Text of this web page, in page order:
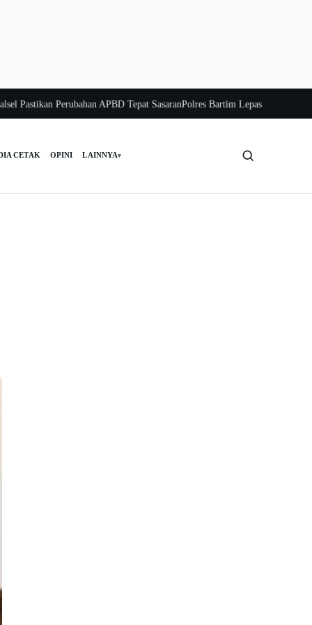
Perubahan APBD Tepat SasaranPolres Bartim Lepas Bakti Sosial
CETAK OPINI LAINNYA▾